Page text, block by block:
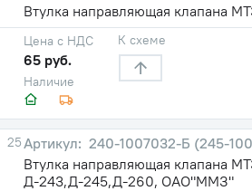
Втулка направляющая клапана
Наличие
Цена с НДС
65 руб.
К схеме
25
240-1007032-Б (245-
Втулка направляющая клапана
Д-243,Д-245,Д-260, ОАО"ММЗ"